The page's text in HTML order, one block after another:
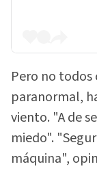
Pero no todos
paranormal,
viento. "A de
miedo".
máquina",